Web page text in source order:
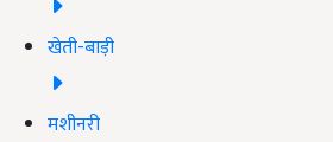
खेती-बाड़ी
मशीनरी